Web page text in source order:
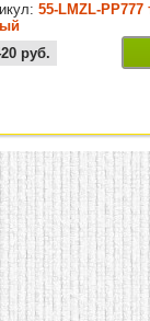
55-LMZL-PP777
руб.